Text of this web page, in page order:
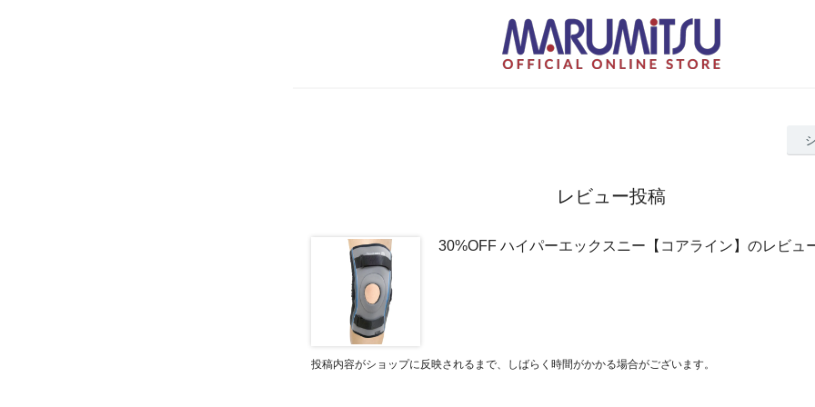
レビュー投稿
30%OFF ハイパーエックスニー【コアライン】のレビュ
投稿内容がショップに反映されるまで、しばらく時間がかかる場合がございます。